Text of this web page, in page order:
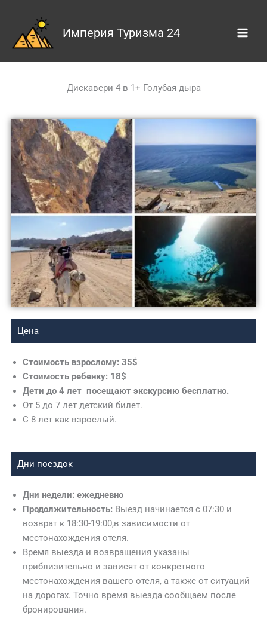
content
Империя Туризма 24
Дискавери 4 в 1+ Голубая дыра
Цена
Стоимость взрослому: 35$
Стоимость ребенку: 18$
Дети до 4 лет посещают экскурсию бесплатно.
От 5 до 7 лет детский билет.
С 8 лет как взрослый.
Дни поездок
Дни недели: ежедневно
Продолжительность: Выезд начинается с 07:30 и
возврат к 18:30-19:00,в зависимости от
местонахождения отеля.
Время выезда и возвращения указаны
приблизительно и зависят от конкретного
местонахождения вашего отеля, а также от ситуаций
на дорогах. Точно время выезда сообщаем после
бронирования.